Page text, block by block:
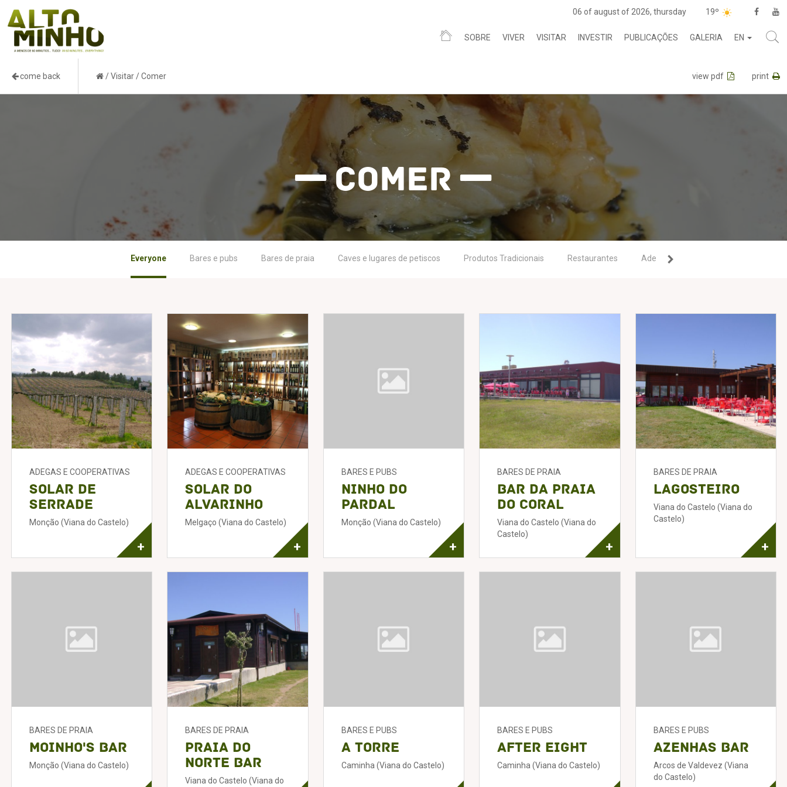
06 of august of 2026, thursday 19º
SOBRE VIVER VISITAR INVESTIR PUBLICAÇÕES GALERIA EN
come back /Visitar/Comer view pdf print
Comer
Everyone Bares e pubs Bares de praia Caves e lugares de petiscos Produtos Tradicionais Restaurantes Adegas e cooperativas
ADEGAS E COOPERATIVAS
Solar de
Serrade
Monção (Viana do Castelo)
+
ADEGAS E COOPERATIVAS
Solar do
Alvarinho
Melgaço (Viana do Castelo)
+
BARES E PUBS
Ninho do
Pardal
Monção (Viana do Castelo)
+
BARES DE PRAIA
Bar da Praia
do Coral
Viana do Castelo (Viana do
Castelo)
+
BARES DE PRAIA
Lagosteiro
Viana do Castelo (Viana do
Castelo)
+
BARES DE PRAIA
Moinho's Bar
Monção (Viana do Castelo)
BARES DE PRAIA
Praia do
Norte Bar
Viana do Castelo (Viana do
BARES E PUBS
A Torre
Caminha (Viana do Castelo)
BARES E PUBS
After Eight
Caminha (Viana do Castelo)
BARES E PUBS
Azenhas Bar
Arcos de Valdevez (Viana
do Castelo)